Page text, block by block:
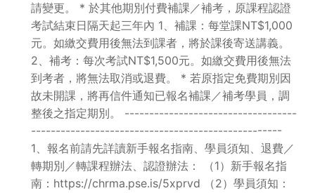
請變更。 * 於其他期別付費補課／補考，原課程認證
考試結束日隔天起三年內 1、補課：每堂課NT$1,000
元。如繳交費用後無法到課者，將於課後寄送講義。
2、補考：每次考試NT$1,500元。如繳交費用後無法
到考者，將無法取消或退費。 * 若原指定免費期別因
故未開課，將再信件通知已報名補課／補考學員，調
整後之指定期別。 -----------------------------------
---------------------------------------------------
1、報名前請先詳讀新手報名指南、學員須知、退費／
轉期別／轉課程辦法、認證辦法： （1）新手報名指
南：https://chrma.pse.is/5xprvd （2）學員須知：